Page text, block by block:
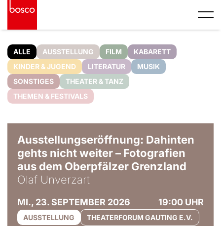
ALLE AUSSTELLUNG FILM
KABARETT
KINDER & JUGEND
LITERATUR
MUSIK
SONSTIGES
THEATER & TANZ
THEMEN & FESTIVALS
Ausstellungseröffnung: Dahinten
gehts nicht weiter – Fotografien
aus dem Oberpfälzer Grenzland
Olaf Unverzart
MI., 23. SEPTEMBER 2026 19:00 UHR
AUSSTELLUNG THEATERFORUM GAUTING E.V.